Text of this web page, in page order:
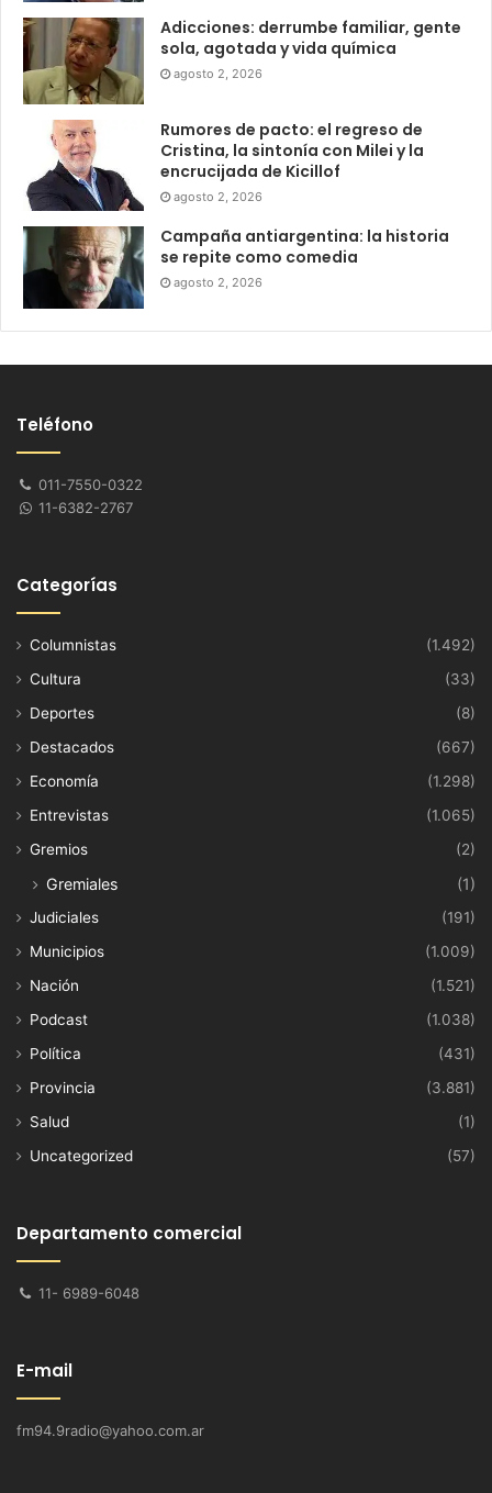
Adicciones: derrumbe familiar, gente
sola, agotada y vida química
agosto 2, 2026
Rumores de pacto: el regreso de
Cristina, la sintonía con Milei y la
encrucijada de Kicillof
agosto 2, 2026
Campaña antiargentina: la historia
se repite como comedia
agosto 2, 2026
Teléfono
011-7550-0322
11-6382-2767
Categorías
Columnistas
(1.492)
Cultura
(33)
Deportes
(8)
Destacados
(667)
Economía
(1.298)
Entrevistas
(1.065)
Gremios
(2)
Gremiales (1)
Judiciales
(191)
Municipios
(1.009)
Nación
(1.521)
Podcast
(1.038)
Política
(431)
Provincia
(3.881)
Salud
(1)
Uncategorized
(57)
Departamento comercial
11- 6989-6048
E-mail
fm94.9radio@yahoo.com.ar